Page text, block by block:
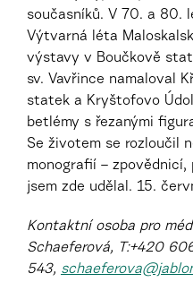
současníků. V 70. a 80.
Výtvarná léta
výstavy v Boučkově
sv. Vavřince namaloval
statek a Kryštofovo
betlémy s řezanými
Se životem se rozloučil
monografií –
jsem zde udělal. 15.
Kontaktní osoba pro
Schaeferová, T:+420
543,